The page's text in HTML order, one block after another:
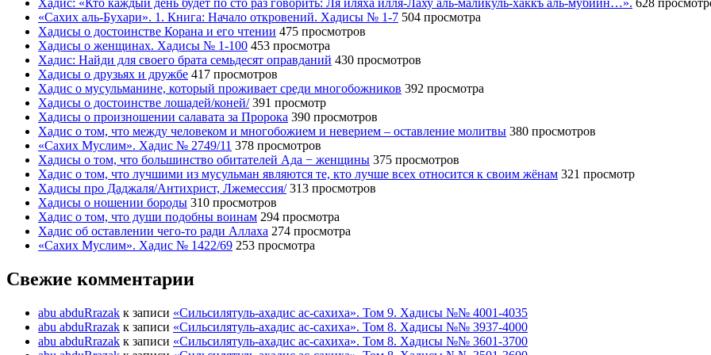
Хадис: «Кто каждый день будет по сто раз говорить: Ля иляха илля-Лаху аль-маликуль-хаккъ аль-мубийн…». 628
«Сахих аль-Бухари». 1. Книга: Начало откровений. Хадисы № 1-7 504 просмотра
Хадисы о достоинстве Корана и его чтении 475 просмотров
Хадисы о женщинах. Хадисы № 1-100 453 просмотра
Хадис: Найди для своего брата семьдесят оправданий 430 просмотров
Хадисы о друзьях и дружбе 417 просмотров
Хадис о мусульманине, который проживает среди многобожников 392 просмотра
Хадисы о достоинстве лошадей/коней/ 391 просмотр
Хадисы о произношении салавата за Пророка 390 просмотров
Хадис о том, что между человеком и многобожием и неверием – оставление молитвы 380 просмотров
«Сахих Муслим». Хадис № 2749/11 378 просмотров
Хадисы о том, что большинство обитателей Ада − женщины 375 просмотров
Хадис о том, что лучшими из мусульман являются те, кто лучше всех относится к своим жёнам 321 просмотр
Хадисы про Даджаля/Антихрист, Лжемессия/ 313 просмотров
Хадисы о ношении бороды 310 просмотров
Хадис о том, что души подобны воинам 294 просмотра
Хадис об оставлении чего-то ради Аллаха 274 просмотра
«Сахих Муслим». Хадис № 1422/69 253 просмотра
Свежие комментарии
abu abduRrazak к записи «Сильсилятуль-ахадис ас-сахиха». Том 9. Хадисы №№ 4001-4035
abu abduRrazak к записи «Сильсилятуль-ахадис ас-сахиха». Том 8. Хадисы №№ 3937-4000
abu abduRrazak к записи «Сильсилятуль-ахадис ас-сахиха». Том 8. Хадисы №№ 3601-3700